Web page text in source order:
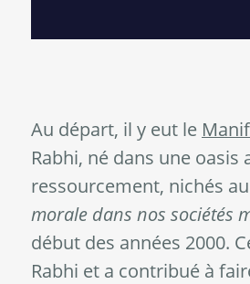
Au départ, il y eut le
Rabhi, né dans une
ressourcement, nichés
morale dans nos sociétés
début des années 2000.
Rabhi et a contribué à